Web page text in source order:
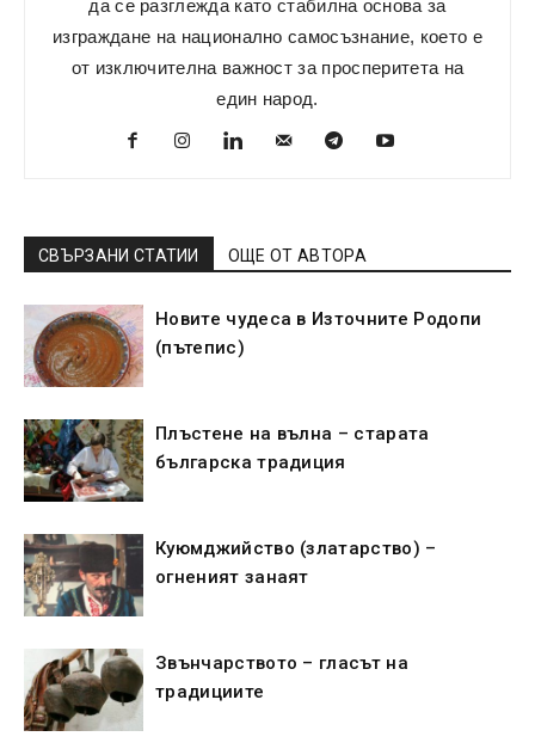
да се разглежда като стабилна основа за
изграждане на национално самосъзнание, което е
от изключителна важност за просперитета на
един народ.
СВЪРЗАНИ СТАТИИ ОЩЕ ОТ АВТОРА
Новите чудеса в Източните Родопи
(пътепис)
Плъстене на вълна – старата
българска традиция
Куюмджийство (златарство) –
огненият занаят
Звънчарството – гласът на
традициите